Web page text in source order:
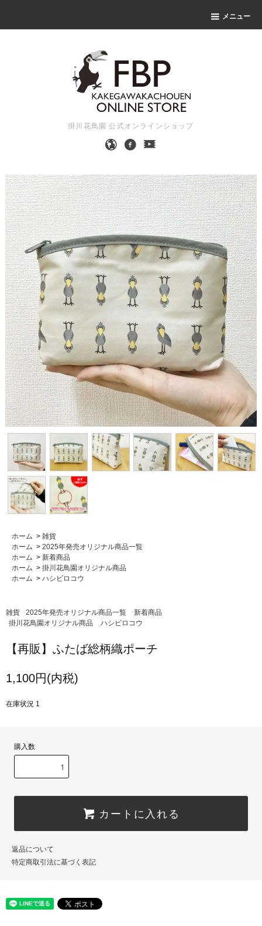
メニュー
掛川花鳥園 公式オンラインショップ
ホーム > 雑貨
ホーム > 2025年発売オリジナル商品一覧
ホーム > 新着商品
ホーム > 掛川花鳥園オリジナル商品
ホーム > ハシビロコウ
雑貨 2025年発売オリジナル商品一覧
新着商品
掛川花鳥園オリジナル商品
ハシビロコウ
【再販】ふたば総柄織ポーチ
1,100円(内税)
在庫状況 1
購入数
カートに入れる
返品について
特定商取引法に基づく表記